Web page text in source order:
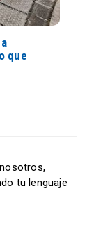
que
tu lenguaje